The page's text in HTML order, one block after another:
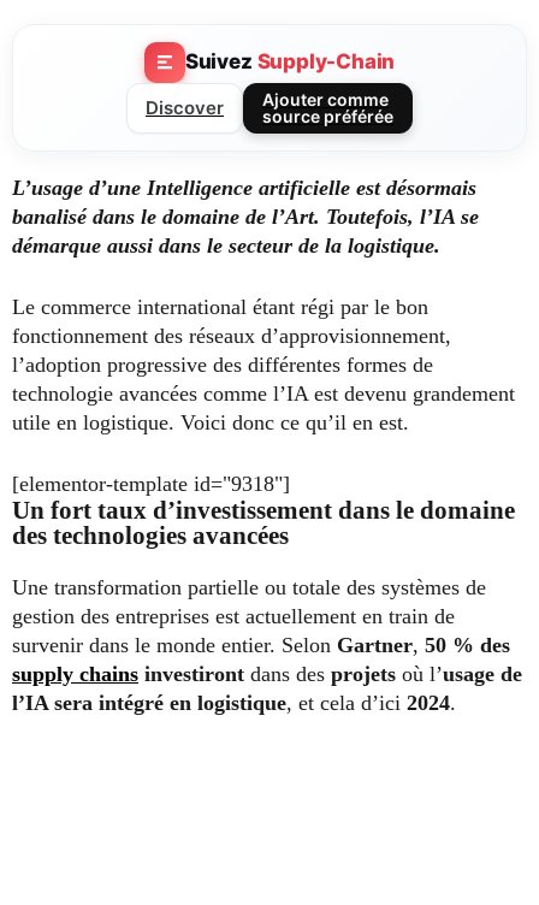
Suivez Supply-Chain
Discover
Ajouter comme
source préférée
L’usage d’une Intelligence artificielle est désormais
banalisé dans le domaine de l’Art. Toutefois, l’IA se
démarque aussi dans le secteur de la logistique.
Le commerce international étant régi par le bon
fonctionnement des réseaux d’approvisionnement,
l’adoption progressive des différentes formes de
technologie avancées comme l’IA est devenu grandement
utile en logistique. Voici donc ce qu’il en est.
[elementor-template id="9318"]
Un fort taux d’investissement dans le domaine
des technologies avancées
Une transformation partielle ou totale des systèmes de
gestion des entreprises est actuellement en train de
survenir dans le monde entier. Selon Gartner, 50 % des
supply chains investiront dans des projets où l’usage de
l’IA sera intégré en logistique, et cela d’ici 2024.